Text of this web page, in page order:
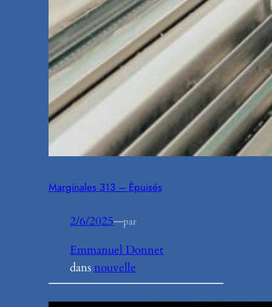
Marginales 313 – Épuisés
2/6/2025—par
Emmanuel Donnet
dansnouvelle